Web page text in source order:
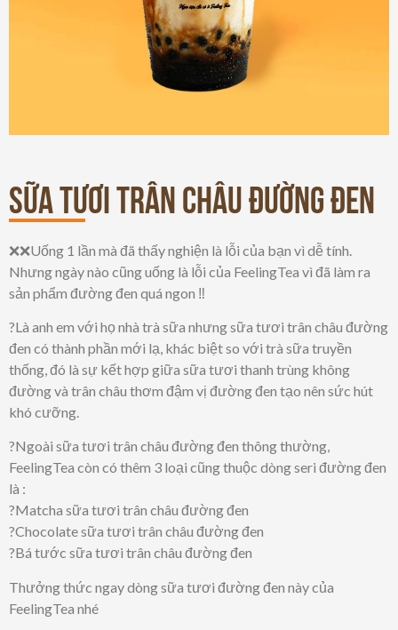
Sữa tươi trân châu đường đen
❌❌Uống 1 lần mà đã thấy nghiện là lỗi của bạn vì dễ tính.
Nhưng ngày nào cũng uống là lỗi của FeelingTea vì đã làm ra
sản phẩm đường đen quá ngon ‼️
?Là anh em với họ nhà trà sữa nhưng sữa tươi trân châu đường
đen có thành phần mới lạ, khác biệt so với trà sữa truyền
thống, đó là sự kết hợp giữa sữa tươi thanh trùng không
đường và trân châu thơm đậm vị đường đen tạo nên sức hút
khó cưỡng.
?Ngoài sữa tươi trân châu đường đen thông thường,
FeelingTea còn có thêm 3 loại cũng thuộc dòng seri đường đen
là :
?Matcha sữa tươi trân châu đường đen
?Chocolate sữa tươi trân châu đường đen
?Bá tước sữa tươi trân châu đường đen
Thưởng thức ngay dòng sữa tươi đường đen này của
FeelingTea nhé